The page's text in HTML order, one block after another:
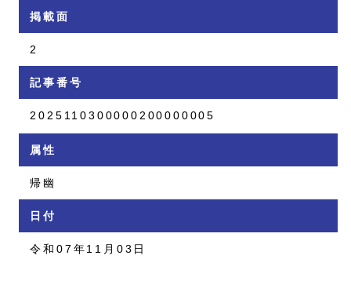
掲載面
2
記事番号
2025110300000200000005
属性
帰幽
日付
令和07年11月03日